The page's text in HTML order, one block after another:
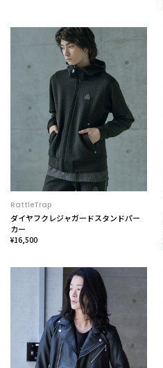
RattleTrap
ダイヤフクレジャガードスタンドパー
カー
¥16,500